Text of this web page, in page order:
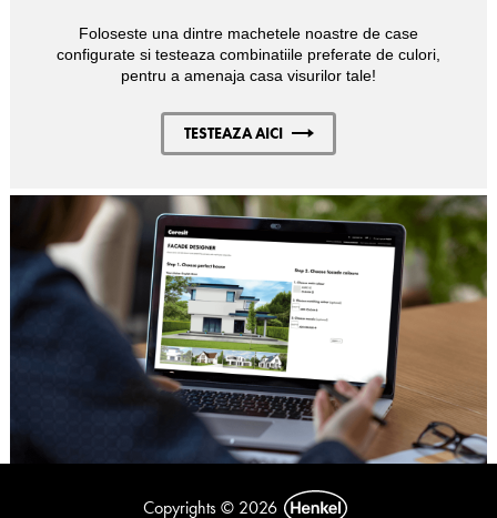
Foloseste una dintre machetele noastre de case
configurate si testeaza combinatiile preferate de culori,
pentru a amenaja casa visurilor tale!
TESTEAZA AICI
Copyrights © 2026